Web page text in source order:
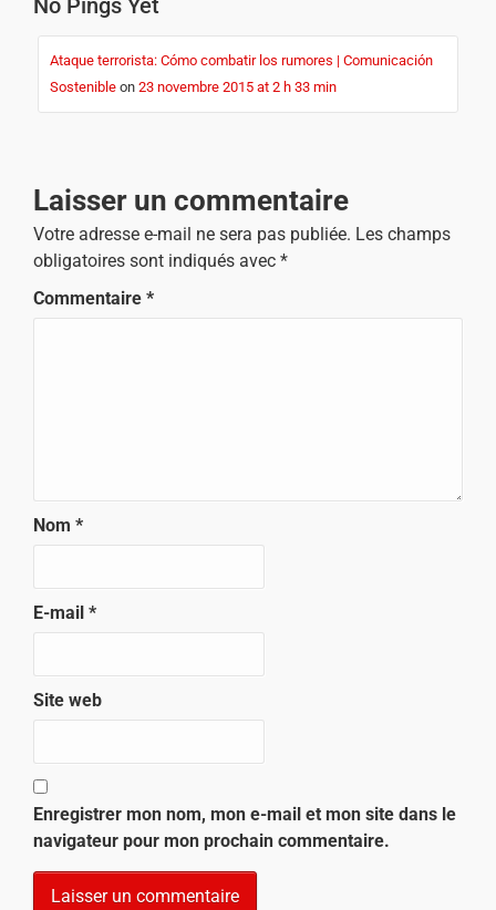
Ataque terrorista: Cómo combatir los rumores | Comunicación
Sostenible on 23 novembre 2015 at 2 h 33 min
Laisser un commentaire
Votre adresse e-mail ne sera pas publiée. Les champs
obligatoires sont indiqués avec *
Commentaire *
Nom *
E-mail *
Site web
Enregistrer mon nom, mon e-mail et mon site dans le
navigateur pour mon prochain commentaire.